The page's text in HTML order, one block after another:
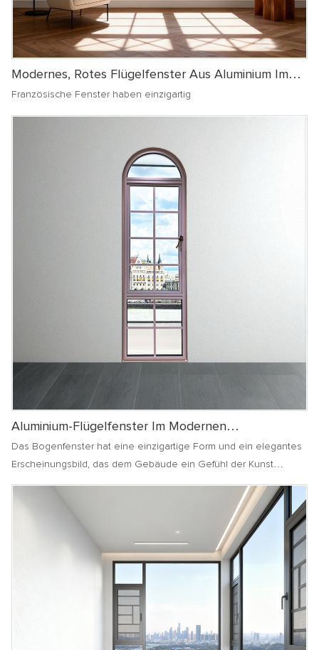
Modernes, Rotes Flügelfenster Aus Aluminium Im
Französischen Stil
Französische Fenster haben einzigartig
Aluminium-Flügelfenster Im Modernen
Französischen Stil
Das Bogenfenster hat eine einzigartige Form und ein elegantes
Erscheinungsbild, das dem Gebäude ein Gefühl der Kunst